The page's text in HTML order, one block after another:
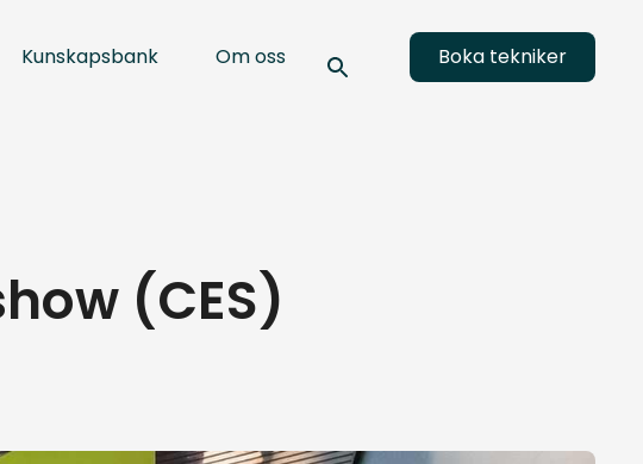
Kunskapsbank Om oss Boka tekniker
(CES)